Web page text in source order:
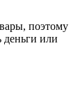
поэтому
деньги или